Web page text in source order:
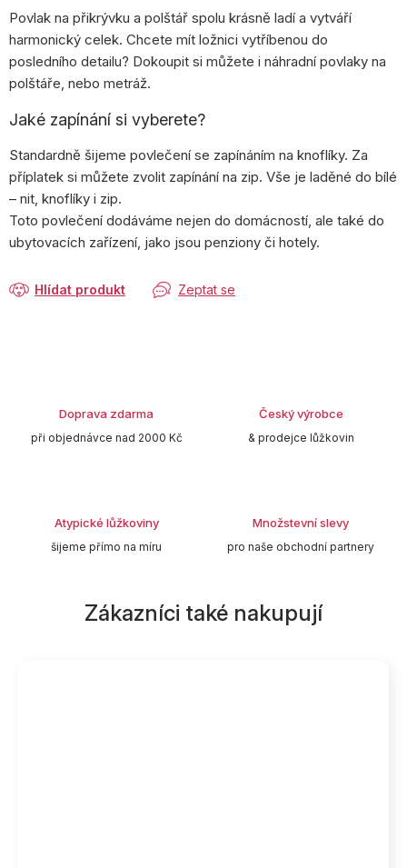
Povlak na přikrývku a polštář spolu krásně ladí a vytváří
harmonický celek. Chcete mít ložnici vytříbenou do
posledního detailu? Dokoupit si můžete i náhradní povlaky na
polštáře, nebo metráž.
Jaké zapínání si vyberete?
Standardně šijeme povlečení se zapínáním na knoflíky. Za
příplatek si můžete zvolit zapínání na zip. Vše je laděné do bílé
– nit, knoflíky i zip.
Toto povlečení dodáváme nejen do domácností, ale také do
ubytovacích zařízení, jako jsou penziony či hotely.
Zeptat se
Hlídat produkt
Doprava zdarma
při objednávce nad 2000 Kč
Český výrobce
& prodejce lůžkovin
Atypické lůžkoviny
šijeme přímo na míru
Množstevní slevy
pro naše obchodní partnery
Zákazníci také nakupují